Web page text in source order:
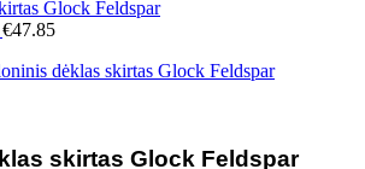
€47.85
skirtas Glock Feldspar